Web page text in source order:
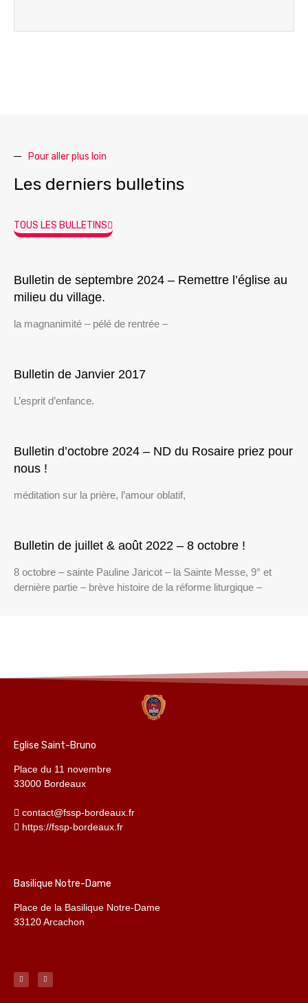
Pour aller plus loin
Les derniers bulletins
TOUS LES BULLETINS
Bulletin de septembre 2024 – Remettre l’église au
milieu du village.
la magnanimité – pélé de rentrée –
Bulletin de Janvier 2017
L’esprit d’enfance.
Bulletin d’octobre 2024 – ND du Rosaire priez pour
nous !
méditation sur la prière, l’amour oblatif,
Bulletin de juillet & août 2022 – 8 octobre !
8 octobre – sainte Pauline Jaricot – la Sainte Messe, 9° et
dernière partie – brève histoire de la réforme liturgique –
Eglise Saint-Bruno
Place du 11 novembre
33000 Bordeaux
contact@fssp-bordeaux.fr
https://fssp-bordeaux.fr
Basilique Notre-Dame
Place de la Basilique Notre-Dame
33120 Arcachon